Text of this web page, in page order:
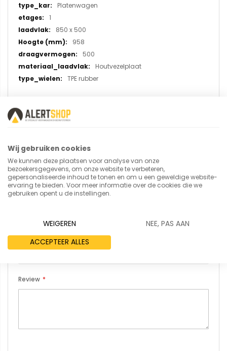
Platenwagen
1
850 x 500
958
500
Houtvezelplaat
TPE rubber
Kopwandwagen 2510, laadvlak
850x500 mm
Uw naam
Review
Wij gebruiken cookies
We kunnen deze plaatsen voor analyse van onze
bezoekersgegevens, om onze website te verbeteren,
gepersonaliseerde inhoud te tonen en om u een geweldige website-
ervaring te bieden. Voor meer informatie over de cookies die we
gebruiken opent u de instellingen.
WEIGEREN
NEE, PAS AAN
ACCEPTEER ALLES